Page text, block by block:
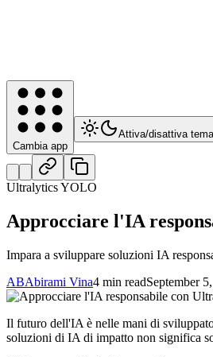
Cambia app
Attiva/disattiva tema
Ultralytics YOLO
Approcciare l'IA
Impara a sviluppare soluzioni IA
ABAbirami Vina4 min readSeptember
Il futuro dell'IA è nelle mani di
soluzioni di IA di impatto non significa